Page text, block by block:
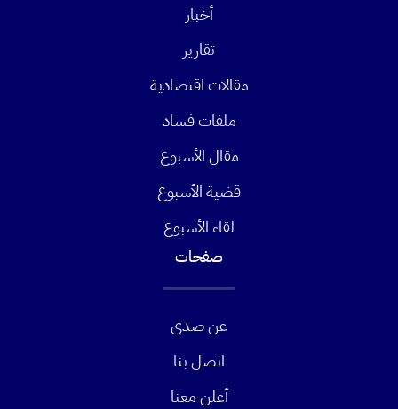
أخبار
تقارير
مقالات اقتصادية
ملفات فساد
مقال الأسبوع
قضية الأسبوع
لقاء الأسبوع
صفحات
عن صدى
اتصل بنا
أعلن معنا